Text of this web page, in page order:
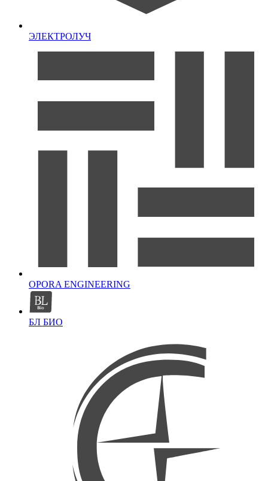
ЭЛЕКТРОЛУЧ
OPORA ENGINEERING
БЛ БИО